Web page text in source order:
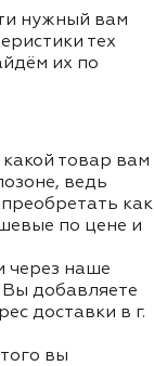
нужный вам
тех
их по
товар вам
ведь
как
по цене и
через наше
Вы добавляете
доставки в г.
вы